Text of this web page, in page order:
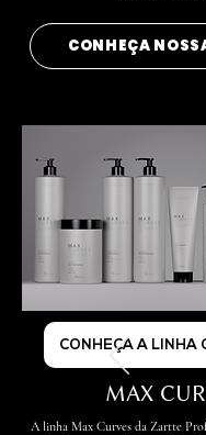
CONHEÇA
CONHEÇA A LINHA
MAX
A linha Max Curves da Zartte